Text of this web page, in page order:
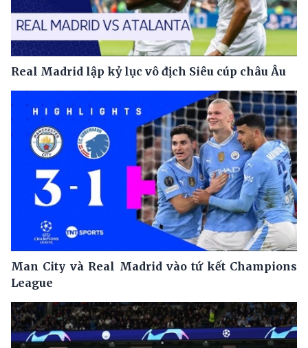
Real Madrid lập kỷ lục vô địch Siêu cúp châu Âu
Man City và Real Madrid vào tứ kết Champions
League